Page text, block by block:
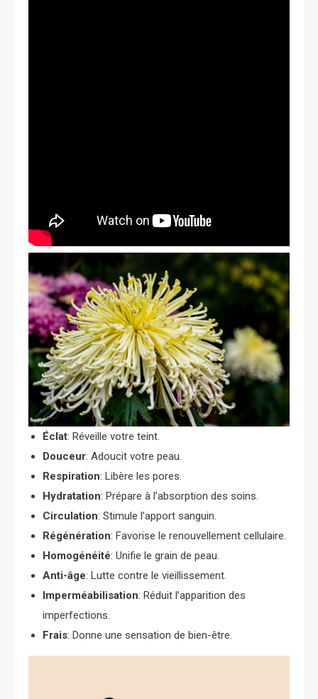
Éclat: Réveille votre teint.
Douceur: Adoucit votre peau.
Respiration: Libère les pores.
Hydratation: Prépare à l’absorption des soins.
Circulation: Stimule l’apport sanguin.
Régénération: Favorise le renouvellement cellulaire.
Homogénéité: Unifie le grain de peau.
Anti-âge: Lutte contre le vieillissement.
Imperméabilisation: Réduit l’apparition des
imperfections.
Frais: Donne une sensation de bien-être.